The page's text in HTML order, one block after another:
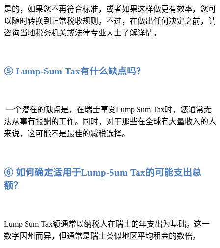
是的，如果您不再符合标准，或者如果这样做更有效率，您可
以随时转换到正常税收规则。不过，在做出任何决定之前，请
咨询当地税务机关或法律专业人士了解详情。
⑤ Lump-Sum Tax有什么缺点吗？
一个潜在的缺点是，在瑞士享受Lump Sum Tax时，您通常无
法从事有报酬的工作。同时，对于那些在全球有大量收入的人
来说，这可能不是最佳的减税选择。
⑥ 如何确定适用于Lump-Sum Tax的可能支出总
额？
Lump Sum Tax额通常以纳税人在瑞士的年支出为基础。这一
数字因州而异，但通常是瑞士类似地区平均租金的数倍。